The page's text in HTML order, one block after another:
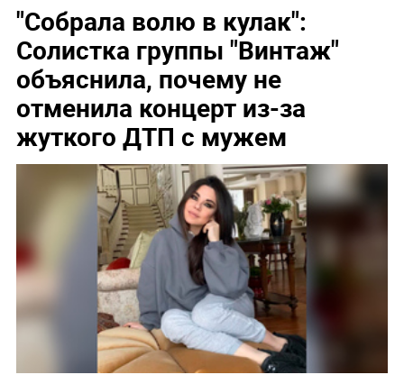
"Собрала волю в кулак":
Солистка группы "Винтаж"
объяснила, почему не
отменила концерт из-за
жуткого ДТП с мужем